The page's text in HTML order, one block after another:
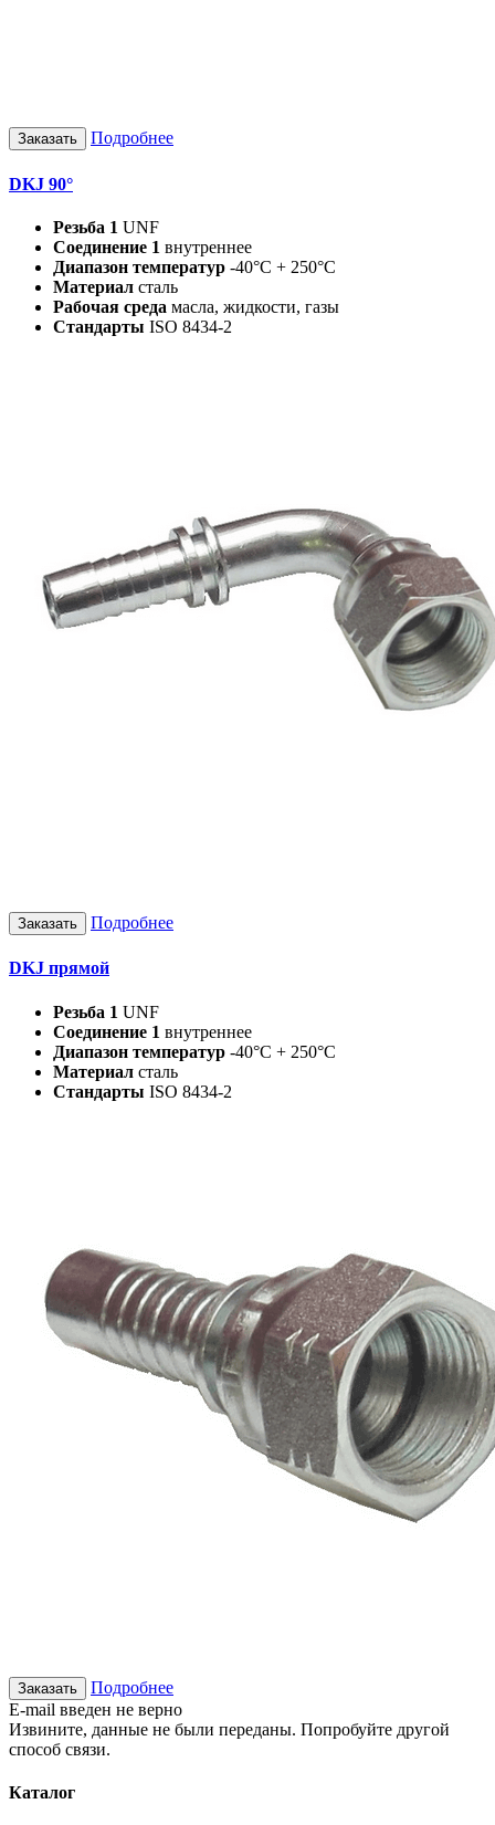
Заказать Подробнее
DKJ 90°
Резьба 1 UNF
Соединение 1 внутреннее
Диапазон температур -40°C + 250°C
Материал сталь
Рабочая среда масла, жидкости, газы
Стандарты ISO 8434-2
Заказать Подробнее
DKJ прямой
Резьба 1 UNF
Соединение 1 внутреннее
Диапазон температур -40°C + 250°C
Материал сталь
Стандарты ISO 8434-2
Заказать
Подробнее
E-mail введен не верно
Извините, данные не были переданы. Попробуйте другой
способ связи.
Каталог